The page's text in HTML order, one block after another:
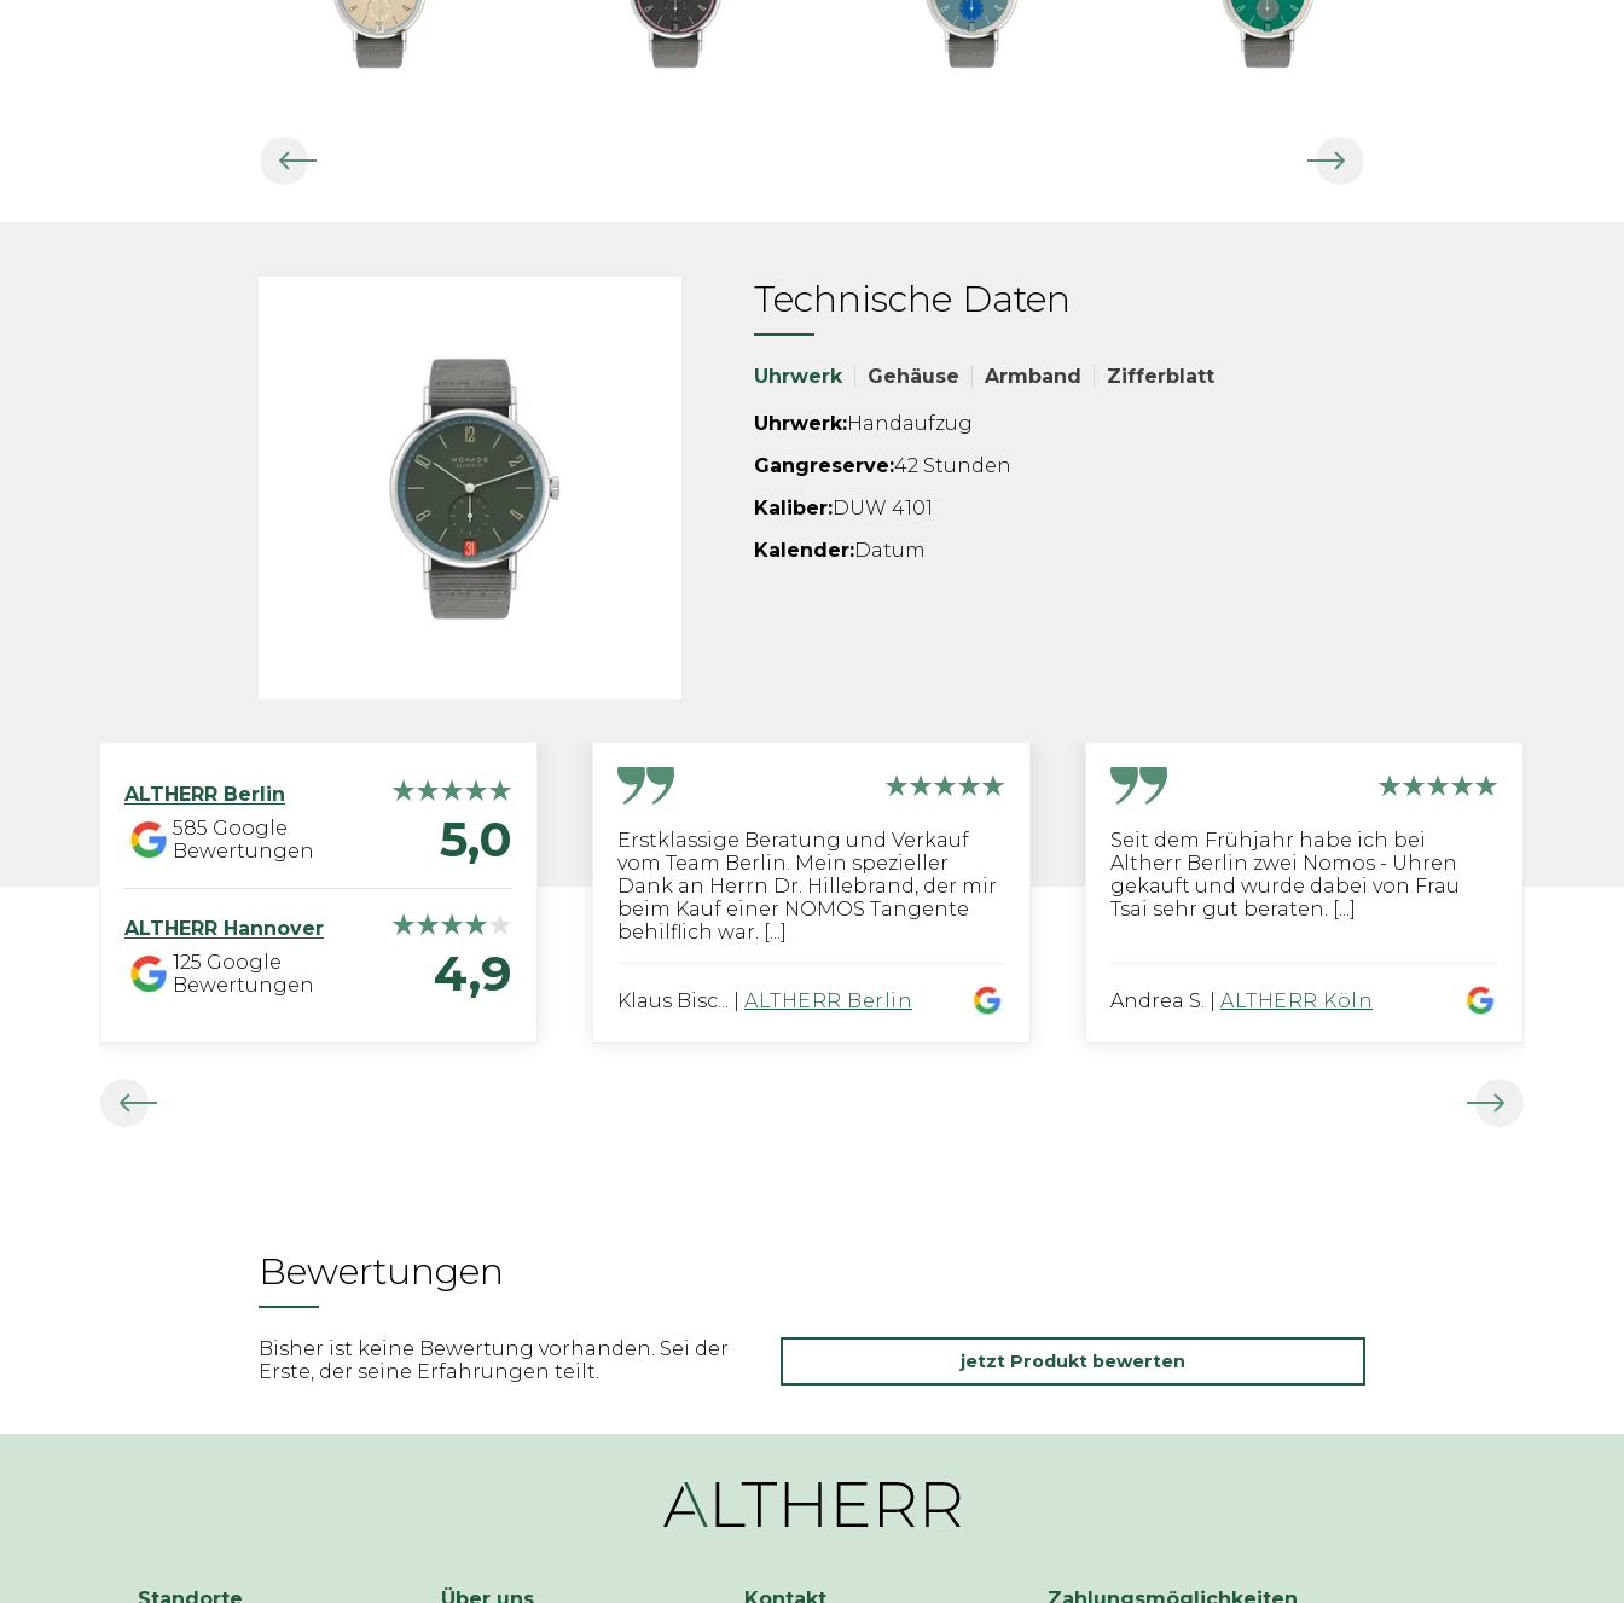
Technische Daten
Uhrwerk Gehäuse Armband Zifferblatt
Uhrwerk:Handaufzug
Gangreserve:42 Stunden
Kaliber:DUW 4101
Kalender:Datum
ALTHERR Berlin
585 Google
Bewertungen
5,0
ALTHERR Hannover
125 Google
Bewertungen
4,9
Erstklassige Beratung und Verkauf
vom Team Berlin. Mein spezieller
Dank an Herrn Dr. Hillebrand, der mir
beim Kauf einer NOMOS Tangente
behilflich war. [...]
Klaus Bisc... ALTHERR Berlin
Seit dem Frühjahr habe ich bei
Altherr Berlin zwei Nomos - Uhren
gekauft und wurde dabei von Frau
Tsai sehr gut beraten. [...]
Andrea S. ALTHERR Köln
Bewertungen
Bisher ist keine Bewertung vorhanden. Sei der
Erste, der seine Erfahrungen teilt.
jetzt Produkt bewerten